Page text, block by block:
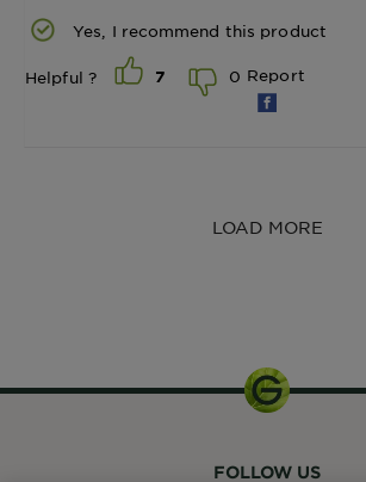
Yes, I recommend this product
Helpful ? 7 0 Report
LOAD MORE
FOLLOW US